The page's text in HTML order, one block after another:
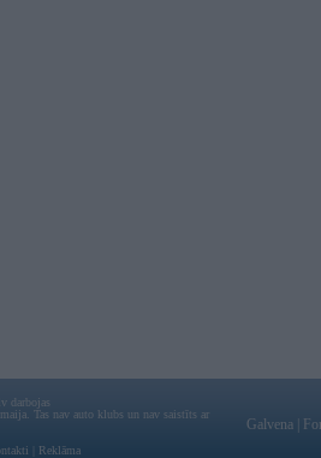
darbojas
Tas nav auto klubs un nav saistīts ar
Reklāma
Galvena